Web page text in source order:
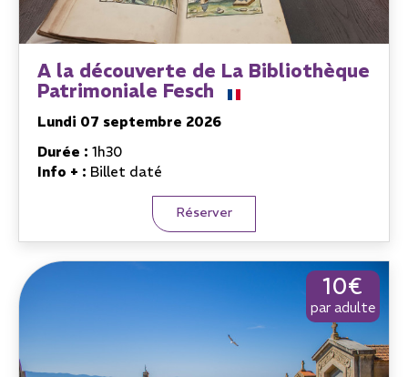
A la découverte de La Bibliothèque
Patrimoniale Fesch
Lundi 07 septembre 2026
Durée : 1h30
Info + : Billet daté
Réserver
10€
par adulte